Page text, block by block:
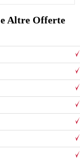
Altre Offerte